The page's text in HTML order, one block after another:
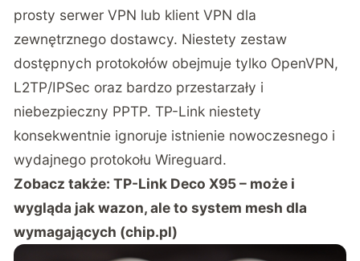
prosty serwer VPN lub klient VPN dla
zewnętrznego dostawcy. Niestety zestaw
dostępnych protokołów obejmuje tylko OpenVPN,
L2TP/IPSec oraz bardzo przestarzały i
niebezpieczny PPTP. TP-Link niestety
konsekwentnie ignoruje istnienie nowoczesnego i
wydajnego protokołu Wireguard.
Zobacz także:TP-Link Deco X95 – może i
wygląda jak wazon, ale to system mesh dla
wymagających (chip.pl)